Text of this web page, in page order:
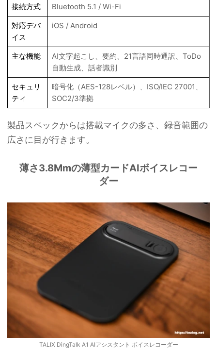
接続方式 Bluetooth 5.1 / Wi-Fi
対応デバ
イス
iOS / Android
主な機能
AI文字起こし、要約、21言語同時通訳、ToDo
自動生成、話者識別
セキュリ
ティ
暗号化（AES-128レベル）、ISO/IEC 27001、
SOC2/3準拠
製品スペックからは搭載マイクの多さ、録音範囲の
広さに目が行きます。
薄さ3.8Mmの薄型カードAIボイスレコー
ダー
TALIX DingTalk A1 AIアシスタント ボイスレコーダー